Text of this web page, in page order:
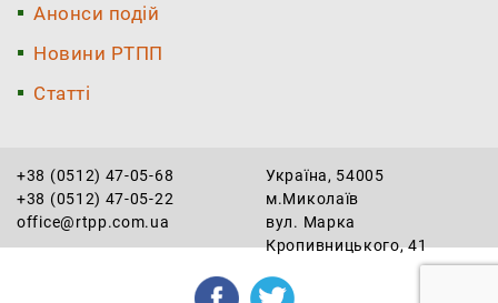
Анонси подій
Новини РТПП
Статті
+38 (0512) 47-05-68
+38 (0512) 47-05-22
office@rtpp.com.ua
Україна, 54005
м.Миколаїв
вул. Марка
Кропивницького, 41